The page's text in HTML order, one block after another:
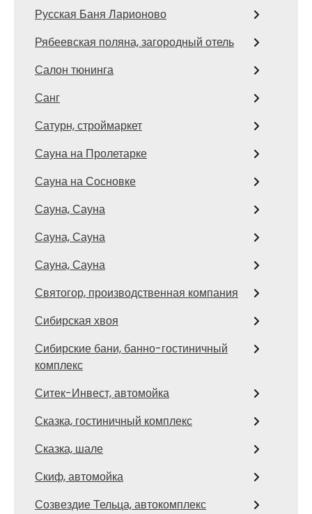
Русская Баня Ларионово
Рябеевская поляна, загородный отель
Салон тюнинга
Санг
Сатурн, строймаркет
Сауна на Пролетарке
Сауна на Сосновке
Сауна, Сауна
Сауна, Сауна
Сауна, Сауна
Святогор, производственная компания
Сибирская хвоя
Сибирские бани, банно-гостиничный
комплекс
Ситек-Инвест, автомойка
Сказка, гостиничный комплекс
Сказка, шале
Скиф, автомойка
Созвездие Тельца, автокомплекс